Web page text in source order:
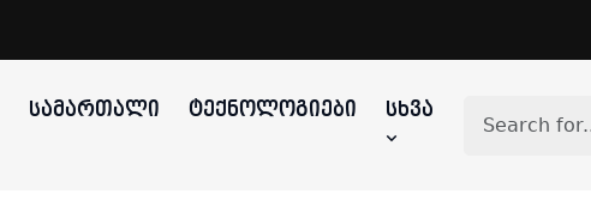
ᲡᲐᲛᲐᲠᲗᲐᲚᲘ ᲢᲔᲥᲜᲝᲚᲝᲒᲘᲔᲑᲘ ᲡᲮᲕᲐ